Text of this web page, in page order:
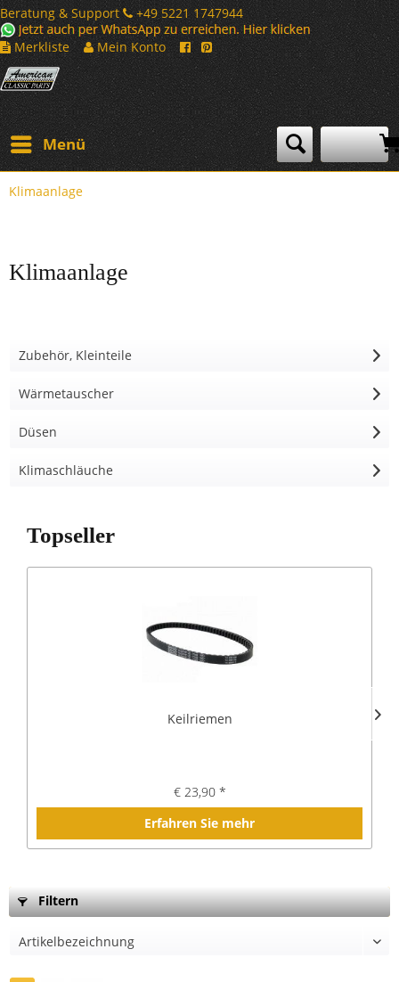
Beratung & Support
+49 5221 1747944
Merkliste
Mein Konto
Menü
Klimaanlage
Klimaanlage
Zubehör, Kleinteile
Wärmetauscher
Düsen
Klimaschläuche
Topseller
Keilriemen
€ 23,90 *
Erfahren Sie mehr
Filtern